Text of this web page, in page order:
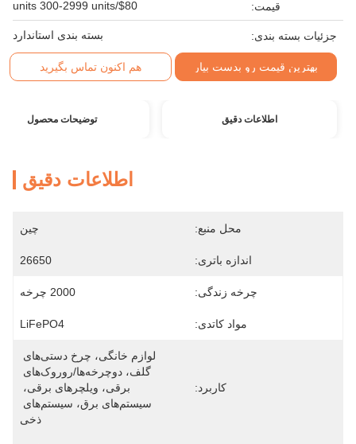
قیمت: $80/units 300-2999 units
جزئیات بسته بندی: بسته بندی استاندارد
بهترین قیمت رو بدست بیار هم اکنون تماس بگیرید
اطلاعات دقیق توضیحات محصول
اطلاعات دقیق
محل منبع: چین
اندازه باتری: 26650
چرخه زندگی: 2000 چرخه
مواد کاتدی: LiFePO4
کاربرد:
ذخی